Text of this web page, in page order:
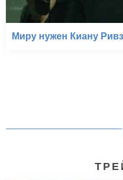
Миру нужен Киану Ривз